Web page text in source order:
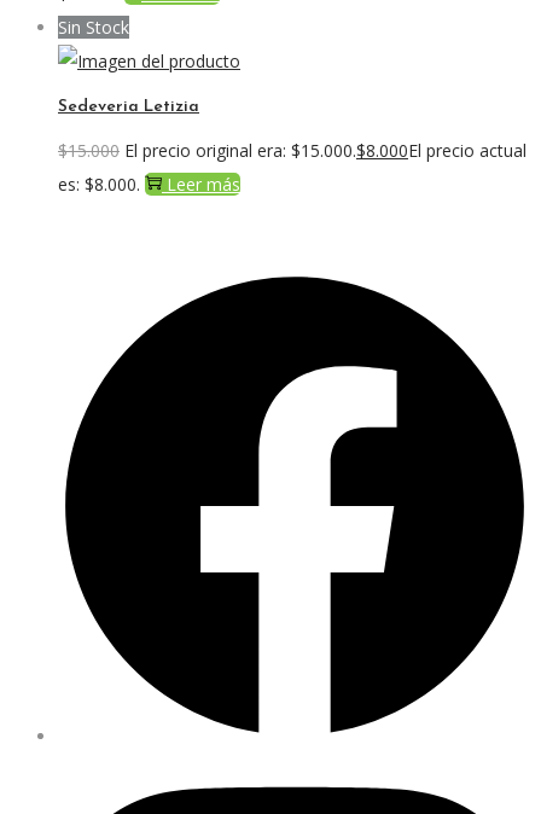
Sin Stock
Sedeveria Letizia
$15.000 El precio original era: $15.000.$8.000El precio actual
es: $8.000.
Leer más